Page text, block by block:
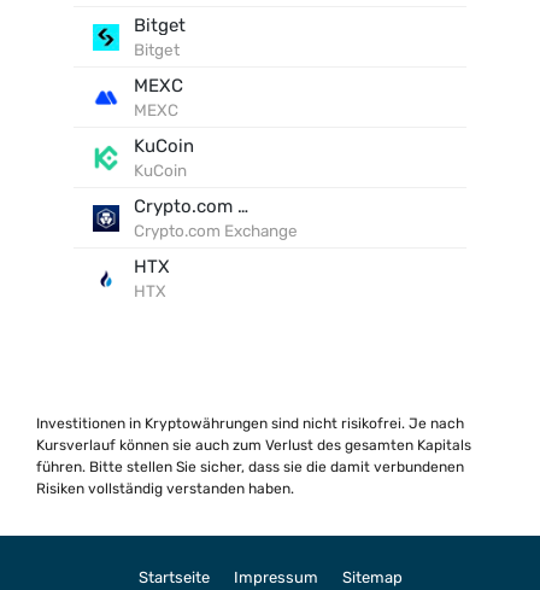
Bitget
Bitget
MEXC
MEXC
KuCoin
KuCoin
Crypto.com Exchange
Crypto.com Exchange
HTX
HTX
Investitionen in Kryptowährungen sind nicht risikofrei. Je nach
Kursverlauf können sie auch zum Verlust des gesamten Kapitals
führen. Bitte stellen Sie sicher, dass sie die damit verbundenen
Risiken vollständig verstanden haben.
Startseite Impressum Sitemap